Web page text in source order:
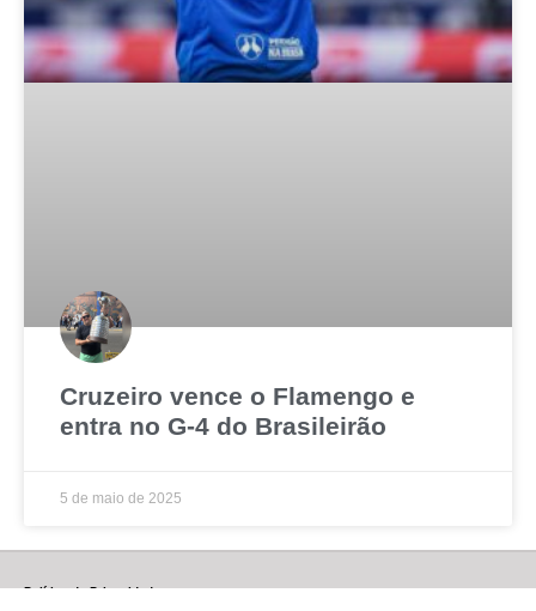
Cruzeiro vence o Flamengo e
entra no G-4 do Brasileirão
5 de maio de 2025
Política de Privacidade